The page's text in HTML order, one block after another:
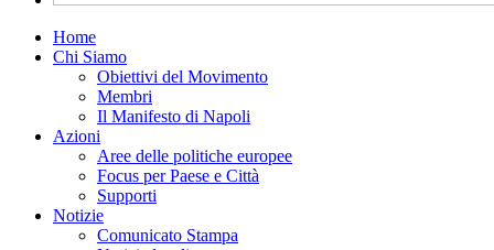
Home
Chi Siamo
Obiettivi del Movimento
Membri
Il Manifesto di Napoli
Azioni
Aree delle politiche europee
Focus per Paese e Città
Supporti
Notizie
Comunicato Stampa